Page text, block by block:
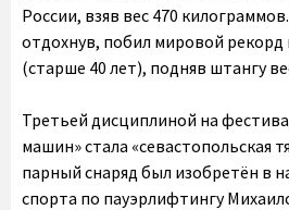
России, взяв вес 470
отдохнув, побил мировой рекорд
(старше 40 лет), подняв штангу
Третьей дисциплиной на
машин» стала «севастопольская
парный снаряд был изобретён в
спорта по пауэрлифтингу